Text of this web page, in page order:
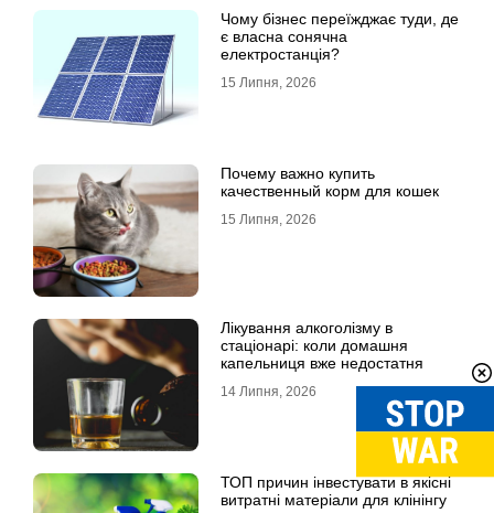
Чому бізнес переїжджає туди, де
є власна сонячна
електростанція?
15 Липня, 2026
Почему важно купить
качественный корм для кошек
15 Липня, 2026
Лікування алкоголізму в
стаціонарі: коли домашня
капельниця вже недостатня
14 Липня, 2026
ТОП причин інвестувати в якісні
витратні матеріали для клінінгу